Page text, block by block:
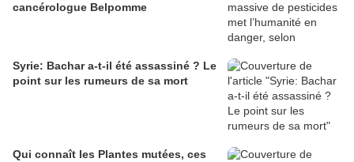
cancérologue Belpomme
Syrie: Bachar a-t-il été assassiné ? Le
point sur les rumeurs de sa mort
Qui connaît les Plantes mutées, ces